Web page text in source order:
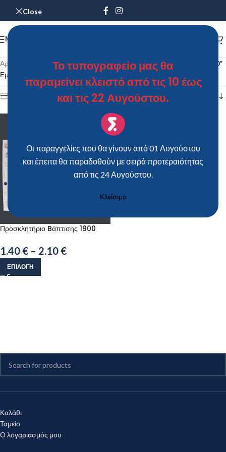
Close
Το τυπογραφείο μας θα
παραμείνει κλειστό από τις 10 έως
και τις 22 Αυγούστου.
Οι παραγγελίες που θα γίνουν από 01 Αυγούστου
και έπειτα θα παραδοθούν με σειρά προτεραιότητας
από τις 24 Αυγούστου.
Κλείσιμο
MENU
Αρχική σελίδα
Προϊόντα με ετικέτα “Προσκλητήριο Bάπτισης 1900”
Εμφάνιση του μοναδικού αποτελέσματος
Προσκλητήριο Bάπτισης 1900
1.40 € – 2.10 €
ΕΠΙΛΟΓΉ
Καλάθι
Ταμείο
Ο λογαριασμός μου